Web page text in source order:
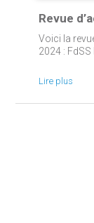
Revue
Voici la
2024 :
Lire plus